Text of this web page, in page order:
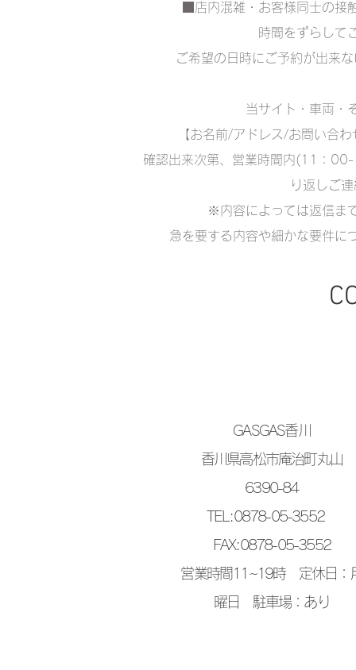
■店内混雑・お客様同士の接
時間をずらして
ご希望の日時にご予約が出来
当サイト・車両・
【お名前/アドレス/お問い合
確認出来次第、営業時間内(11：
り返しご
※内容によっては返信ま
急を要する内容や細かな要件に
GASGAS香川
香川県高松市庵治町丸山
6390-84
TEL:0878-05-3552
FAX:0878-05-3552
営業時間11~19時 ​定休日：
曜日​ 駐車場：あり